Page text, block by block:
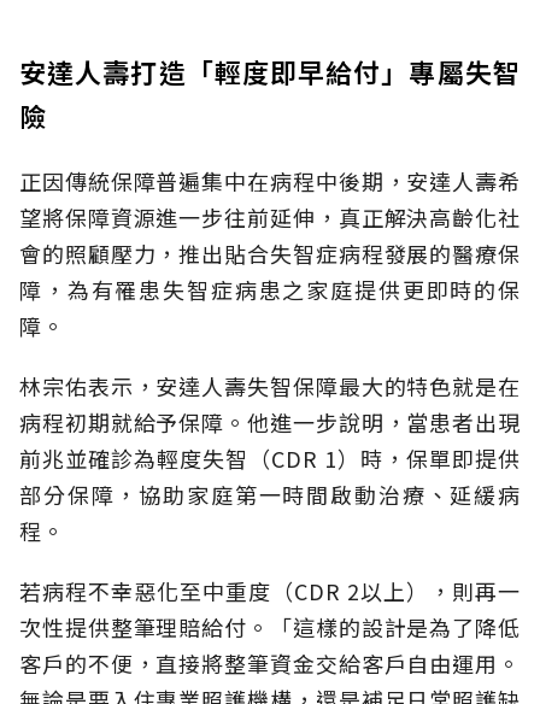
安達人壽打造「輕度即早給付」專屬失智
險
正因傳統保障普遍集中在病程中後期，安達人壽希
望將保障資源進一步往前延伸，真正解決高齡化社
會的照顧壓力，推出貼合失智症病程發展的醫療保
障，為有罹患失智症病患之家庭提供更即時的保
障。
林宗佑表示，安達人壽失智保障最大的特色就是在
病程初期就給予保障。他進一步說明，當患者出現
前兆並確診為輕度失智（CDR 1）時，保單即提供
部分保障，協助家庭第一時間啟動治療、延緩病
程。
若病程不幸惡化至中重度（CDR 2以上），則再一
次性提供整筆理賠給付。「這樣的設計是為了降低
客戶的不便，直接將整筆資金交給客戶自由運用。